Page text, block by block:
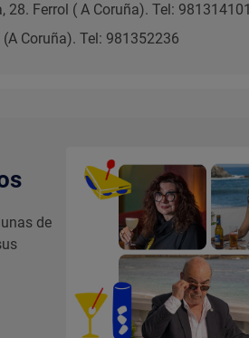
28. Ferrol ( A Coruña). Tel: 981314101
Coruña). Tel: 981352236
de